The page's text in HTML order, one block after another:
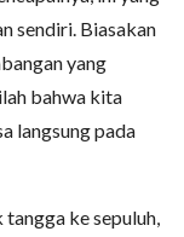
sendiri. Biasakan
yang
bahwa kita
langsung pada
ke sepuluh,